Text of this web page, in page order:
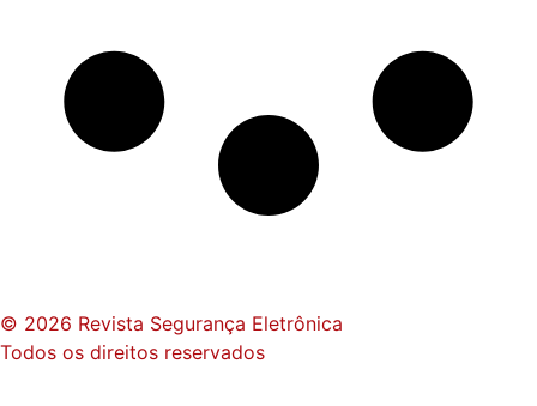
© 2026 Revista Segurança Eletrônica
Todos os direitos reservados